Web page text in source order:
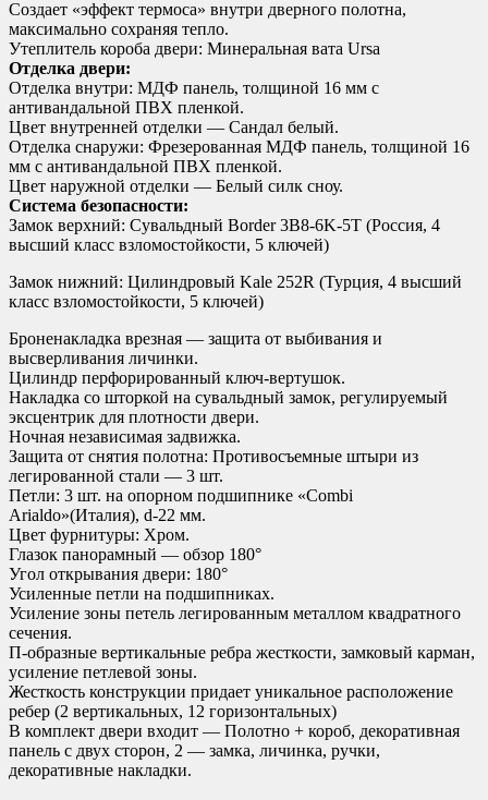
Создает «эффект термоса» внутри дверного полотна,
максимально сохраняя тепло.
Утеплитель короба двери: Минеральная вата Ursa
Отделка двери:
Отделка внутри: МДФ панель, толщиной 16 мм с
антивандальной ПВХ пленкой.
Цвет внутренней отделки — Сандал белый.
Отделка снаружи: Фрезерованная МДФ панель, толщиной 16
мм с антивандальной ПВХ пленкой.
Цвет наружной отделки — Белый силк сноу.
Система безопасности:
Замок верхний: Сувальдный Border 3B8-6K-5Т (Россия, 4
высший класс взломостойкости, 5 ключей)
Замок нижний: Цилиндровый Kale 252R (Турция, 4 высший
класс взломостойкости, 5 ключей)
Броненакладка врезная — защита от выбивания и
высверливания личинки.
Цилиндр перфорированный ключ-вертушок.
Накладка со шторкой на сувальдный замок, регулируемый
эксцентрик для плотности двери.
Ночная независимая задвижка.
Защита от снятия полотна: Противосъемные штыри из
легированной стали — 3 шт.
Петли: 3 шт. на опорном подшипнике «Combi
Arialdo»(Италия), d-22 мм.
Цвет фурнитуры: Хром.
Глазок панорамный — обзор 180°
Угол открывания двери: 180°
Усиленные петли на подшипниках.
Усиление зоны петель легированным металлом квадратного
сечения.
П-образные вертикальные ребра жесткости, замковый карман,
усиление петлевой зоны.
Жесткость конструкции придает уникальное расположение
ребер (2 вертикальных, 12 горизонтальных)
В комплект двери входит — Полотно + короб, декоративная
панель с двух сторон, 2 — замка, личинка, ручки,
декоративные накладки.